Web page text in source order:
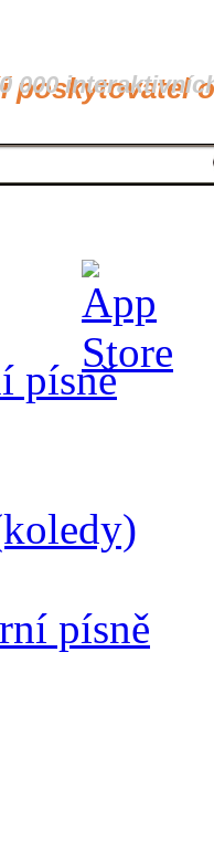
poskytovatel
000
písně
písně